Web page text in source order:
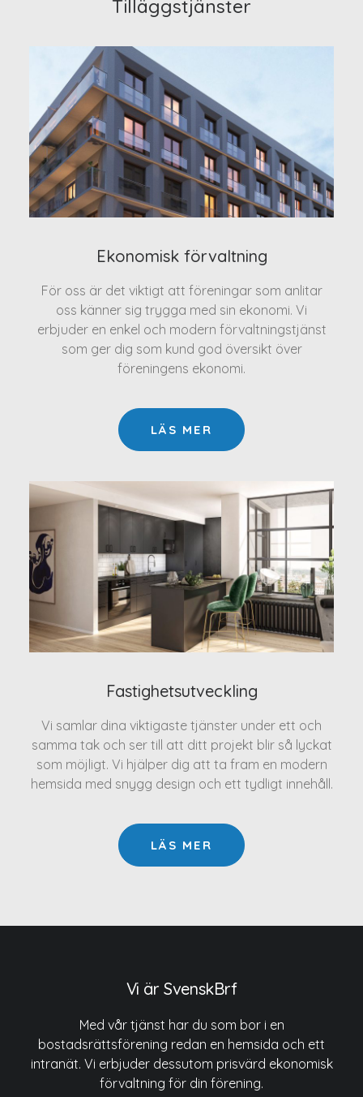
Tilläggstjänster
Ekonomisk förvaltning
För oss är det viktigt att föreningar som anlitar
oss känner sig trygga med sin ekonomi. Vi
erbjuder en enkel och modern förvaltningstjänst
som ger dig som kund god översikt över
föreningens ekonomi.
LÄS MER
Fastighetsutveckling
Vi samlar dina viktigaste tjänster under ett och
samma tak och ser till att ditt projekt blir så lyckat
som möjligt. Vi hjälper dig att ta fram en modern
hemsida med snygg design och ett tydligt innehåll.
LÄS MER
Vi är SvenskBrf
Med vår tjänst har du som bor i en
bostadsrättsförening redan en hemsida och ett
intranät. Vi erbjuder dessutom prisvärd ekonomisk
förvaltning för din förening.